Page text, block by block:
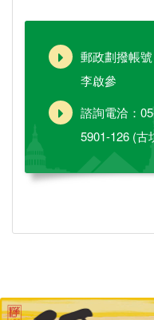
郵政劃撥
李啟參
諮詢電洽：
5901-126 (古